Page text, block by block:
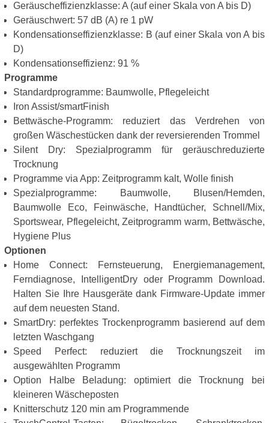
Geräuscheffizienzklasse: A (auf einer Skala von A bis D)
Geräuschwert: 57 dB (A) re 1 pW
Kondensationseffizienzklasse: B (auf einer Skala von A bis
D)
Kondensationseffizienz: 91 %
Programme
Standardprogramme: Baumwolle, Pflegeleicht
Iron Assist/smartFinish
Bettwäsche-Programm: reduziert das Verdrehen von
großen Wäschestücken dank der reversierenden Trommel
Silent Dry: Spezialprogramm für geräuschreduzierte
Trocknung
Programme via App: Zeitprogramm kalt, Wolle finish
Spezialprogramme: Baumwolle, Blusen/Hemden,
Baumwolle Eco, Feinwäsche, Handtücher, Schnell/Mix,
Sportswear, Pflegeleicht, Zeitprogramm warm, Bettwäsche,
Hygiene Plus
Optionen
Home Connect: Fernsteuerung, Energiemanagement,
Ferndiagnose, IntelligentDry oder Programm Download.
Halten Sie Ihre Hausgeräte dank Firmware-Update immer
auf dem neuesten Stand.
SmartDry: perfektes Trockenprogramm basierend auf dem
letzten Waschgang
Speed Perfect: reduziert die Trocknungszeit im
ausgewählten Programm
Option Halbe Beladung: optimiert die Trocknung bei
kleineren Wäscheposten
Knitterschutz 120 min am Programmende